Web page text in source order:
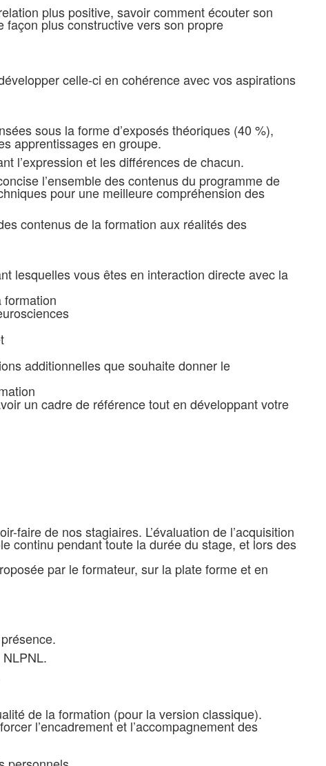
plus positive, savoir comment écouter son
façon plus constructive vers son propre
celle-ci en cohérence avec vos aspirations
sous la forme d’exposés théoriques (40 %),
apprentissages en groupe.
l’expression et les différences de chacun.
l’ensemble des contenus du programme de
pour une meilleure compréhension des
contenus de la formation aux réalités des
lesquelles vous êtes en interaction directe avec la
formation
additionnelles que souhaite donner le
un cadre de référence tout en développant votre
faire de nos stagiaires. L’évaluation de l’acquisition
continu pendant toute la durée du stage, et lors des
par le formateur, sur la plate forme et en
de la formation (pour la version classique).
l’encadrement et l’accompagnement des